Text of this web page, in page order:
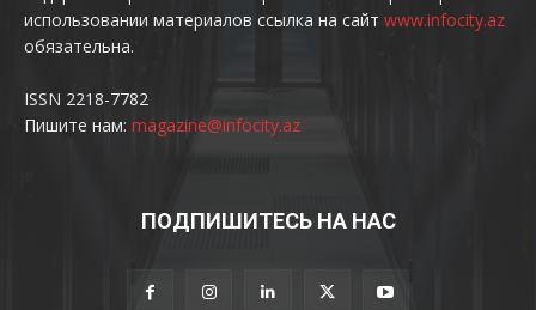
использовании материалов ссылка на сайт www.infocity.az
обязательна.
ISSN 2218-7782
Пишите нам: magazine@infocity.az
ПОДПИШИТЕСЬ НА НАС